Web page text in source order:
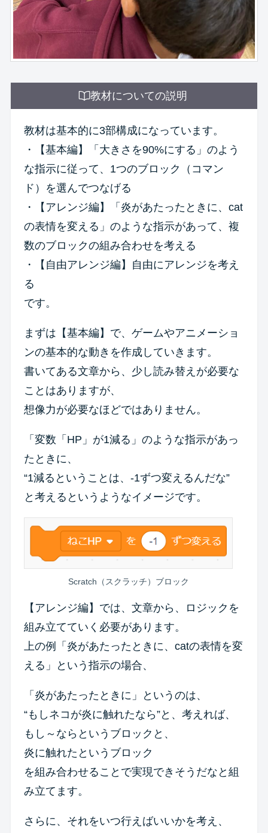
教材についての説明
教材は基本的に3部構成になっています。
・【基本編】「大きさを90%にする」のよう
な指示に従って、1つのブロック（コマン
ド）を選んでつなげる
・【アレンジ編】「炎があたったときに、cat
の表情を変える」のような指示があって、複
数のブロックの組み合わせを考える
・【自由アレンジ編】自由にアレンジを考え
る
です。
まずは【基本編】で、ゲームやアニメーショ
ンの基本的な動きを作成していきます。
書いてある文章から、少し読み替えが必要な
ことはありますが、
想像力が必要なほどではありません。
「変数「HP」が1減る」のような指示があっ
たときに、
“1減るということは、-1ずつ変えるんだな”
と考えるというようなイメージです。
Scratch（スクラッチ）ブロック
【アレンジ編】では、文章から、ロジックを
組み立てていく必要があります。
上の例「炎があたったときに、catの表情を変
える」という指示の場合、
「炎があたったときに」というのは、
“もしネコが炎に触れたなら”と、考えれば、
もし～ならというブロックと、
炎に触れたというブロック
を組み合わせることで実現できそうだなと組
み立てます。
さらに、それをいつ行えばいいかを考え、